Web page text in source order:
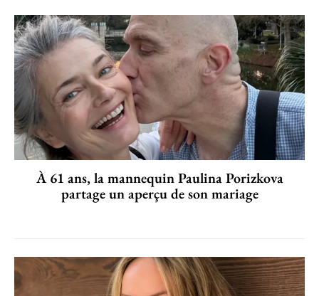
À 61 ans, la mannequin Paulina Porizkova
partage un aperçu de son mariage